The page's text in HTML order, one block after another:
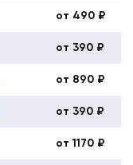
от 490 ₽
от 390 ₽
от 890 ₽
от 390 ₽
от 1170 ₽